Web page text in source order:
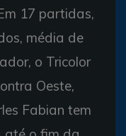
17 partidas,
média de
o Tricolor
Oeste,
Fabian tem